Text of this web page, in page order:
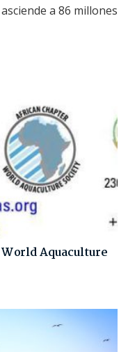
a 86 millones
Aquaculture